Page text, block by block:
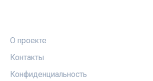
О проекте
Контакты
Конфиденциальность